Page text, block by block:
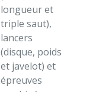
longueur et
triple saut),
lancers
(disque, poids
et javelot) et
épreuves